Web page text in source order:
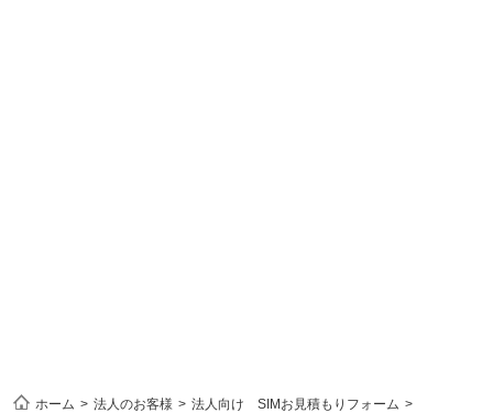
ホーム 法人のお客様
法人向け SIMお見積もりフォーム